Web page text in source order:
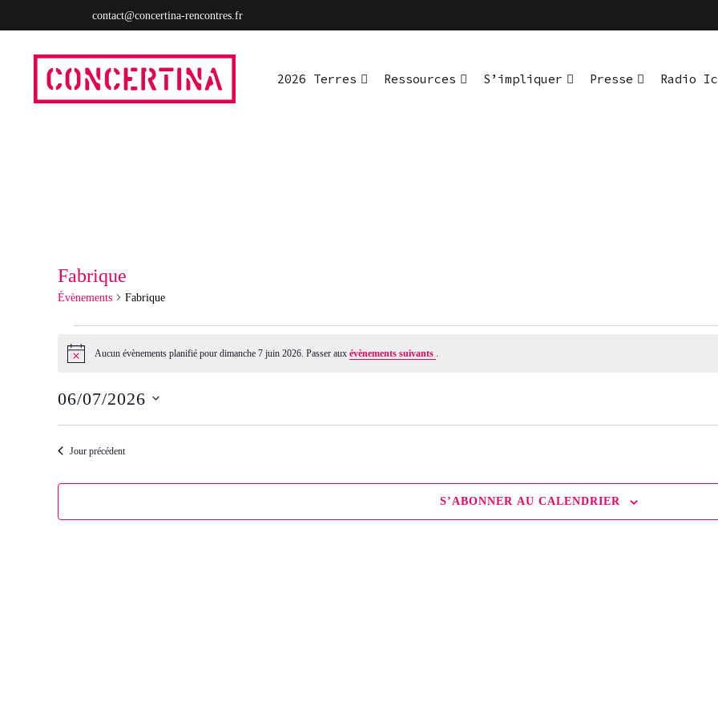
contenu
contact@concertina-rencontres.fr
2026 Terres Ressources S’impliquer Presse Radio
Fabrique
Évènements Fabrique
Évènements
for
dimanche
7
Notice Aucun évènements planifié pour dimanche 7 juin 2026. Passer aux évènements suivants
06/07/2026
date.Jour précédent
S’ABONNER AU CALENDRIER